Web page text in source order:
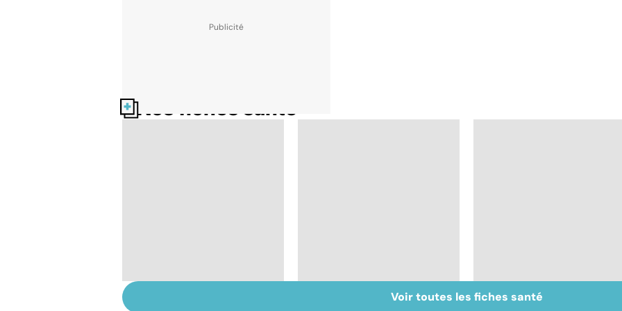
Nos fiches santé
Tout savoir sur le
Voir toutes les fiches santé